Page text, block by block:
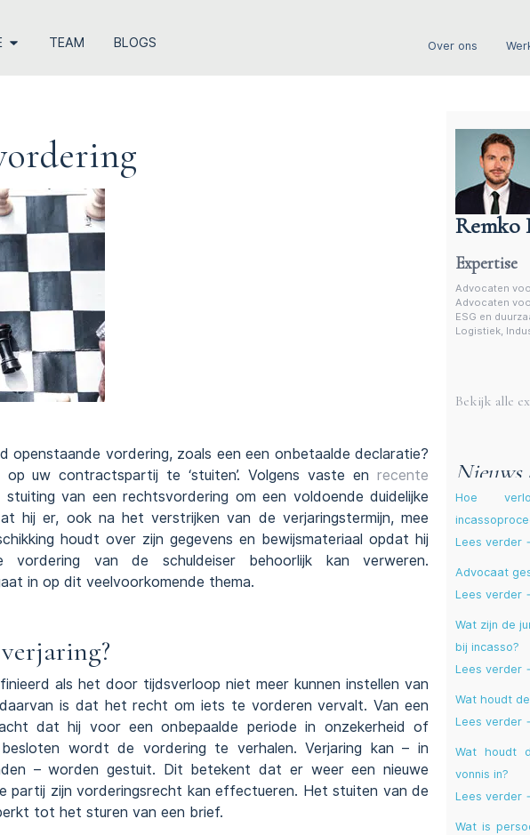
TEAM BLOGS Over ons
openstaande vordering, zoals een een onbetaalde declaratie?
uw contractspartij te ‘stuiten’. Volgens vaste en recente
van een rechtsvordering om een voldoende duidelijke
hij er, ook na het verstrijken van de verjaringstermijn, mee
houdt over zijn gegevens en bewijsmateriaal opdat hij
vordering van de schuldeiser behoorlijk kan verweren.
in op dit veelvoorkomende thema.
als het door tijdsverloop niet meer kunnen instellen van
is dat het recht om iets te vorderen vervalt. Van een
dat hij voor een onbepaalde periode in onzekerheid of
wordt de vordering te verhalen. Verjaring kan – in
– worden gestuit. Dit betekent dat er weer een nieuwe
partij zijn vorderingsrecht kan effectueren. Het stuiten van de
tot het sturen van een brief.
Remko
Incasso
Expertise
Advocaten
Advocaten
ESG en
Logistiek,
Meer
Bekijk alle
Hoe
Lees verder
Advocaat
Lees verder
Wat zijn de
bij incasso?
Lees verder
Wat houdt
Lees verder
Wat houdt
vonnis in?
Lees verder
Wat is